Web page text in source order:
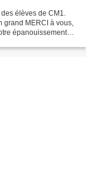
élèves de CM1.
MERCI à vous,
épanouissement